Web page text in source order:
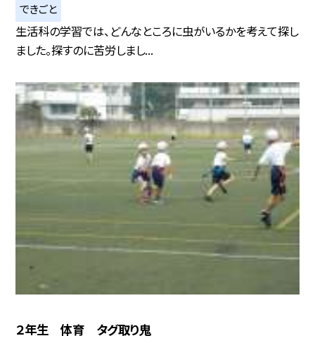
できごと
生活科の学習では、どんなところに虫がいるかを考えて探し
ました。探すのに苦労しまし...
２年生 体育 タグ取り鬼